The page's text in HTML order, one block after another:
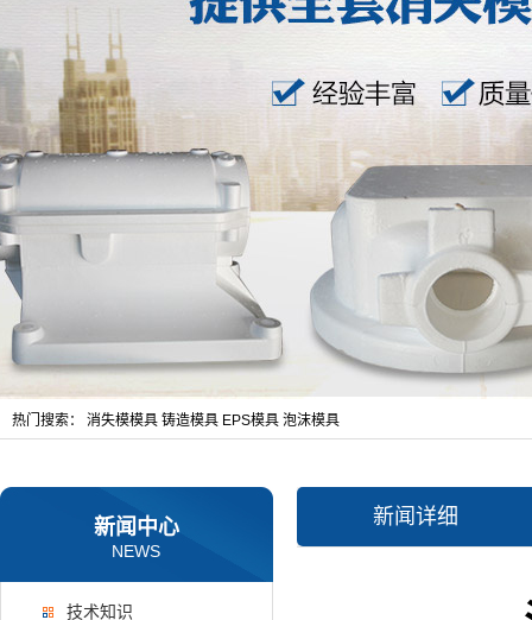
热门搜索： 消失模模具 铸造模具 EPS模具 泡沫模具
新闻中心
NEWS
技术知识
新闻详细